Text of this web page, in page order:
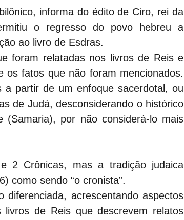
informa do édito de Ciro, rei da
o regresso do povo hebreu a
ao livro de Esdras.
foram relatadas nos livros de Reis e
os fatos que não foram mencionados.
a partir de um enfoque sacerdotal, ou
de Judá, desconsiderando o histórico
por não considerá-lo mais
2 Crônicas, mas a tradição judaica
como sendo “o cronista”.
acrescentando aspectos
de Reis que descrevem relatos